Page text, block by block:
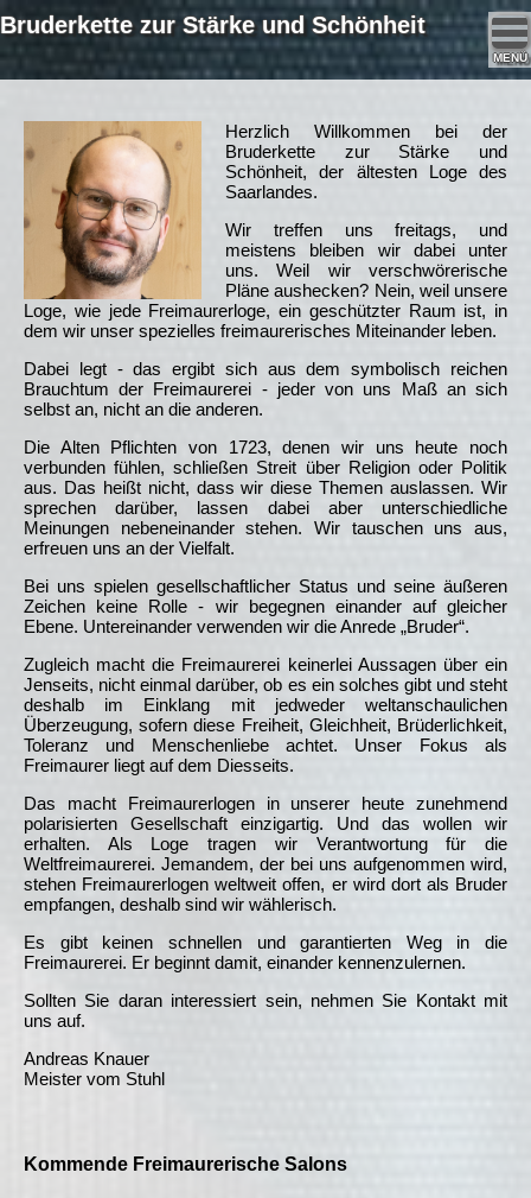
Bruderkette zur Stärke und Schönheit
MENÜ
Herzlich Willkommen bei der
Bruderkette zur Stärke und
Schönheit, der ältesten Loge des
Saarlandes.
Wir treffen uns freitags, und
meistens bleiben wir dabei unter
uns. Weil wir verschwörerische
Pläne aushecken? Nein, weil unsere
Loge, wie jede Freimaurerloge, ein geschützter Raum ist, in
dem wir unser spezielles freimaurerisches Miteinander leben.
Dabei legt - das ergibt sich aus dem symbolisch reichen
Brauchtum der Freimaurerei - jeder von uns Maß an sich
selbst an, nicht an die anderen.
Die Alten Pflichten von 1723, denen wir uns heute noch
verbunden fühlen, schließen Streit über Religion oder Politik
aus. Das heißt nicht, dass wir diese Themen auslassen. Wir
sprechen darüber, lassen dabei aber unterschiedliche
Meinungen nebeneinander stehen. Wir tauschen uns aus,
erfreuen uns an der Vielfalt.
Bei uns spielen gesellschaftlicher Status und seine äußeren
Zeichen keine Rolle - wir begegnen einander auf gleicher
Ebene. Untereinander verwenden wir die Anrede „Bruder“.
Zugleich macht die Freimaurerei keinerlei Aussagen über ein
Jenseits, nicht einmal darüber, ob es ein solches gibt und steht
deshalb im Einklang mit jedweder weltanschaulichen
Überzeugung, sofern diese Freiheit, Gleichheit, Brüderlichkeit,
Toleranz und Menschenliebe achtet. Unser Fokus als
Freimaurer liegt auf dem Diesseits.
Das macht Freimaurerlogen in unserer heute zunehmend
polarisierten Gesellschaft einzigartig. Und das wollen wir
erhalten. Als Loge tragen wir Verantwortung für die
Weltfreimaurerei. Jemandem, der bei uns aufgenommen wird,
stehen Freimaurerlogen weltweit offen, er wird dort als Bruder
empfangen, deshalb sind wir wählerisch.
Es gibt keinen schnellen und garantierten Weg in die
Freimaurerei. Er beginnt damit, einander kennenzulernen.
Sollten Sie daran interessiert sein, nehmen Sie Kontakt mit
uns auf.
Andreas Knauer
Meister vom Stuhl
Kommende Freimaurerische Salons